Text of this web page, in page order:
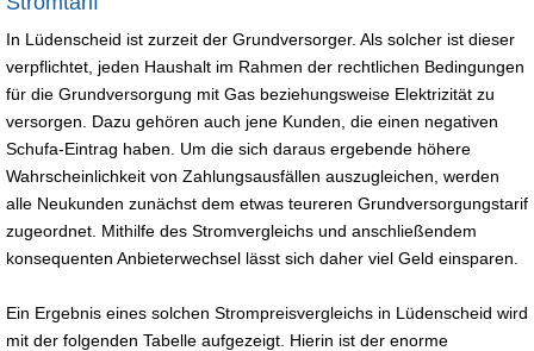
In Lüdenscheid ist zurzeit der Grundversorger. Als solcher ist dieser
verpflichtet, jeden Haushalt im Rahmen der rechtlichen Bedingungen
für die Grundversorgung mit Gas beziehungsweise Elektrizität zu
versorgen. Dazu gehören auch jene Kunden, die einen negativen
Schufa-Eintrag haben. Um die sich daraus ergebende höhere
Wahrscheinlichkeit von Zahlungsausfällen auszugleichen, werden
alle Neukunden zunächst dem etwas teureren Grundversorgungstarif
zugeordnet. Mithilfe des Stromvergleichs und anschließendem
konsequenten Anbieterwechsel lässt sich daher viel Geld einsparen.
Ein Ergebnis eines solchen Strompreisvergleichs in Lüdenscheid wird
mit der folgenden Tabelle aufgezeigt. Hierin ist der enorme